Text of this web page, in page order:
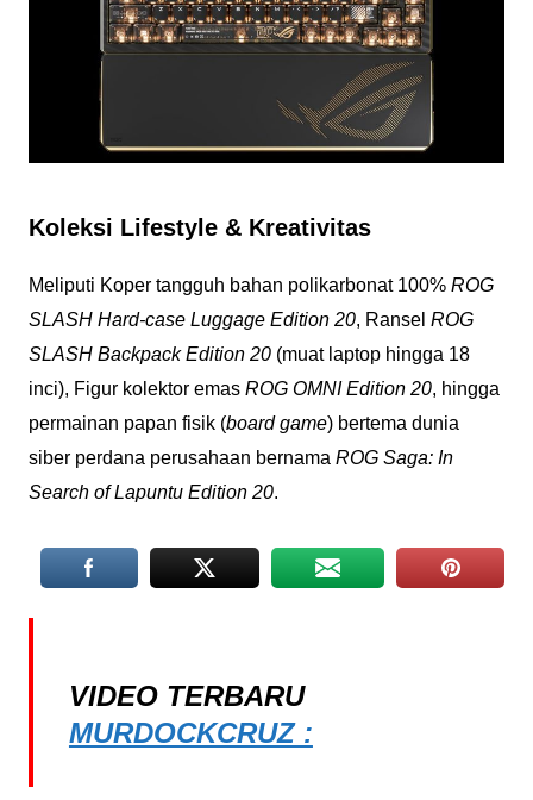
Koleksi Lifestyle & Kreativitas
Meliputi Koper tangguh bahan polikarbonat 100% ROG
SLASH Hard-case Luggage Edition 20, Ransel ROG
SLASH Backpack Edition 20(muat laptop hingga 18
inci), Figur kolektor emas ROG OMNI Edition 20, hingga
permainan papan fisik (board game) bertema dunia
siber perdana perusahaan bernama ROG Saga: In
Search of Lapuntu Edition 20.
VIDEO TERBARU
MURDOCKCRUZ :